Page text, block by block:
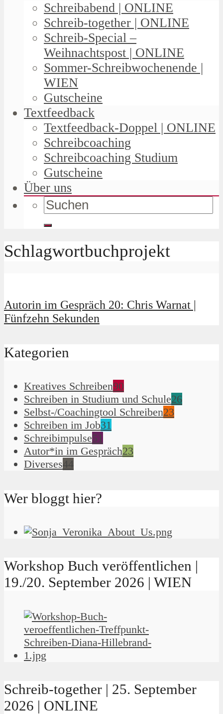
Schreibabend | ONLINE
Schreib-together | ONLINE
Schreib-Special –
Weihnachtspost | ONLINE
Sommer-Schreibwochenende |
WIEN
Gutscheine
Textfeedback
Textfeedback-Doppel | ONLINE
Schreibcoaching
Schreibcoaching Studium
Gutscheine
Über uns
Schlagwortbuchprojekt
Autorin im Gespräch 20: Chris Warnat |
Fünfzehn Sekunden
Kategorien
Kreatives Schreiben90
Schreiben in Studium und Schule26
Selbst-/Coachingtool Schreiben23
Schreiben im Job31
Schreibimpulse51
Autor*in im Gespräch23
Diverses44
Wer bloggt hier?
Workshop Buch veröffentlichen |
19./20. September 2026 | WIEN
Schreib-together | 25. September
2026 | ONLINE